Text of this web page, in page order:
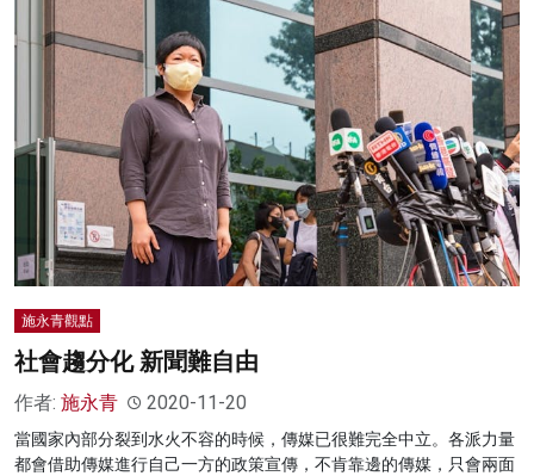
施永青觀點
社會趨分化 新聞難自由
作者: 施永青 2020-11-20
當國家內部分裂到水火不容的時候，傳媒已很難完全中立。各派力量
都會借助傳媒進行自己一方的政策宣傳，不肯靠邊的傳媒，只會兩面